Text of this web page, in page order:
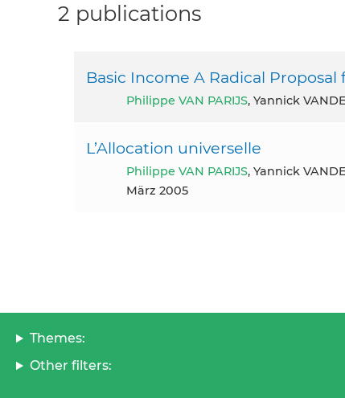
2 publications
Basic Income A Radical
Philippe VAN PARIJS, Yannick
L’Allocation universelle
Philippe VAN PARIJS, Yannick
März 2005
Themes:
Other filters: